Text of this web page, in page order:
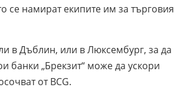
се намират екипите им за търговия
в Дъблин, или в Люксембург, за да
банки „Брекзит“ може да ускори
от BCG.